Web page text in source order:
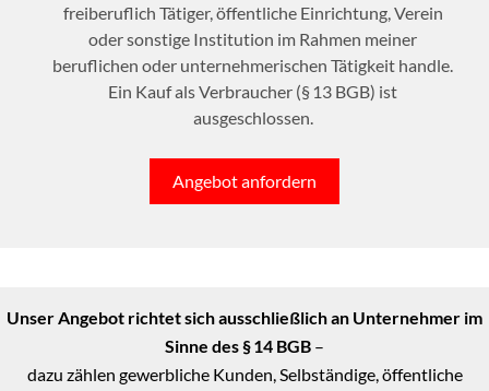
freiberuflich Tätiger, öffentliche Einrichtung, Verein
oder sonstige Institution im Rahmen meiner
beruflichen oder unternehmerischen Tätigkeit handle.
Ein Kauf als Verbraucher (§ 13 BGB) ist
ausgeschlossen.
Angebot anfordern
Unser Angebot richtet sich ausschließlich an Unternehmer im
Sinne des § 14 BGB –
dazu zählen gewerbliche Kunden, Selbständige, öffentliche